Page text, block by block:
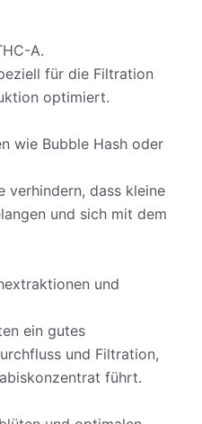
A.
für die Filtration
optimiert.
wie Bubble Hash oder
verhindern, dass kleine
und sich mit dem
und
ein gutes
und Filtration,
führt.